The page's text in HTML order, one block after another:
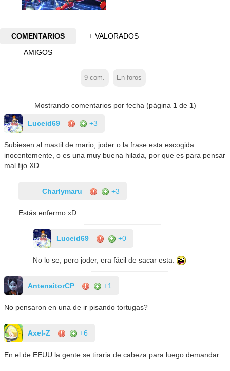
COMENTARIOS
+ VALORADOS
AMIGOS
9 com. En foros
Mostrando comentarios por fecha (página 1de 1)
Luceid69 +3
Subiesen al mastil de mario, joder o la frase esta escogida
inocentemente, o es una muy buena hilada, por que es para pensar
mal fijo XD.
Charlymaru +3
Estás enfermo xD
Luceid69 +0
No lo se, pero joder, era fácil de sacar esta.
AntenaitorCP +1
No pensaron en una de ir pisando tortugas?
Axel-Z +6
En el de EEUU la gente se tiraria de cabeza para luego demandar.